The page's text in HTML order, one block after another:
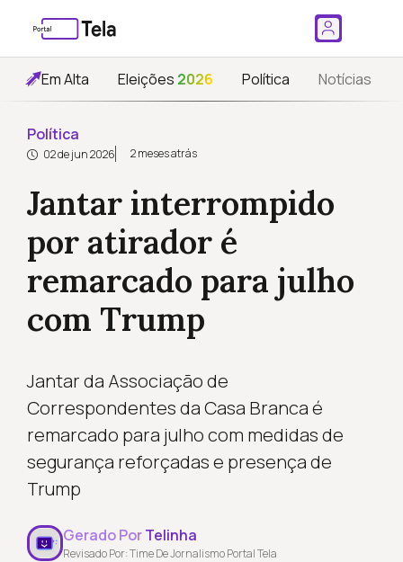
Em Alta Eleições 2026 Política Notícias
Política
02 de jun 2026 2 meses atrás
Jantar interrompido
por atirador é
remarcado para julho
com Trump
Jantar da Associação de
Correspondentes da Casa Branca é
remarcado para julho com medidas de
segurança reforçadas e presença de
Trump
Gerado PorTelinha
Revisado Por: Time De Jornalismo Portal Tela